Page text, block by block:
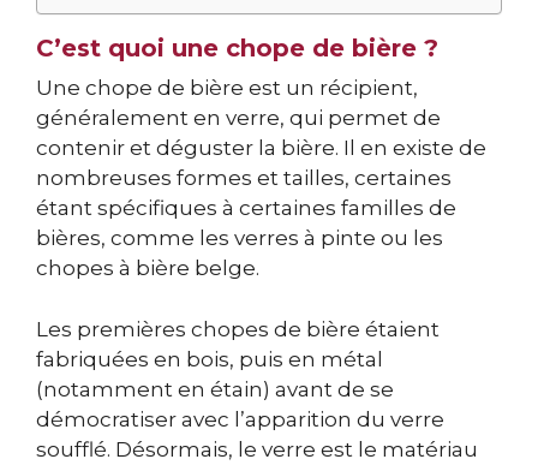
C’est quoi une chope de bière ?
Une chope de bière est un récipient,
généralement en verre, qui permet de
contenir et déguster la bière. Il en existe de
nombreuses formes et tailles, certaines
étant spécifiques à certaines familles de
bières, comme les verres à pinte ou les
chopes à bière belge.
Les premières chopes de bière étaient
fabriquées en bois, puis en métal
(notamment en étain) avant de se
démocratiser avec l’apparition du verre
soufflé. Désormais, le verre est le matériau